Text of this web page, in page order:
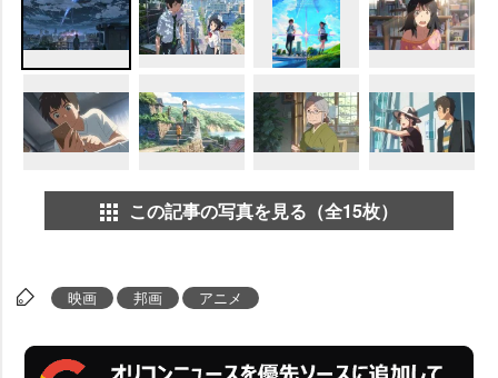
この記事の写真を見る（全15枚）
映画 邦画 アニメ